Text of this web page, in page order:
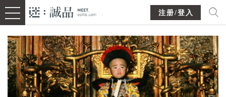
注册/登入